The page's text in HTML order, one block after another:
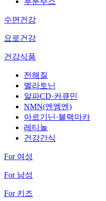
수면건강
요로건강
건강식품
전해질
멜라토닌
알파CD·커큐민
NMN(엔엠엔)
아르기닌·블랙마카
레티놀
건강간식
For 여성
For 남성
For 키즈